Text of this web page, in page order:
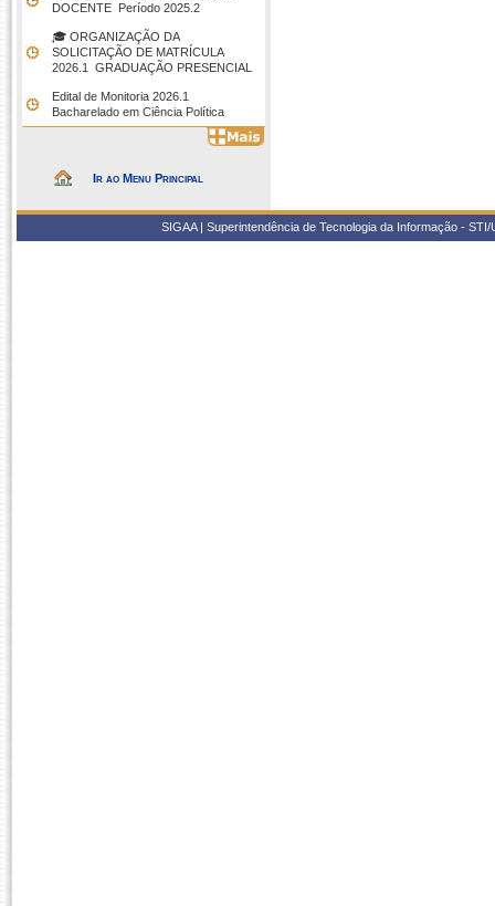
DOCENTE  Período 2025.2
🎓 ORGANIZAÇÃO DA
SOLICITAÇÃO DE MATRÍCULA
2026.1  GRADUAÇÃO PRESENCIAL
Edital de Monitoria 2026.1 
Bacharelado em Ciência Política
Ir ao Menu Principal
SIGAA | Superintendência de Tecnologia da Informação -